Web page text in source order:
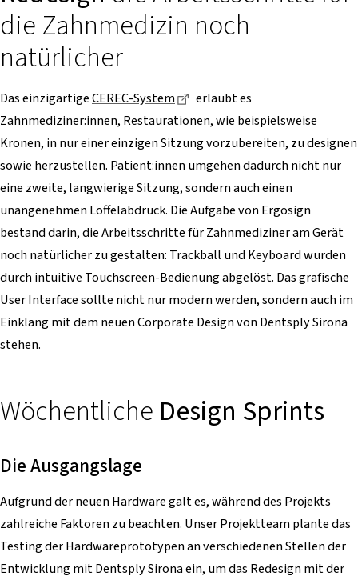
die Zahnmedizin noch
natürlicher
Das einzigartigeCEREC-System Dieser Link führt zu einer
erlaubt es
Zahnmediziner:innen, Restaurationen, wie beispielsweise
Kronen, in nur einer einzigen Sitzung vorzubereiten, zu designen
sowie herzustellen. Patient:innen umgehen dadurch nicht nur
eine zweite, langwierige Sitzung, sondern auch einen
unangenehmen Löffelabdruck. Die Aufgabe von Ergosign
bestand darin, die Arbeitsschritte für Zahnmediziner am Gerät
noch natürlicher zu gestalten: Trackball und Keyboard wurden
durch intuitive Touchscreen-Bedienung abgelöst. Das grafische
User Interface sollte nicht nur modern werden, sondern auch im
Einklang mit dem neuen Corporate Design von Dentsply Sirona
stehen.
Wöchentliche Design Sprints
Die Ausgangslage
Aufgrund der neuen Hardware galt es, während des Projekts
zahlreiche Faktoren zu beachten. Unser Projektteam plante das
Testing der Hardwareprototypen an verschiedenen Stellen der
Entwicklung mit Dentsply Sirona ein, um das Redesign mit der